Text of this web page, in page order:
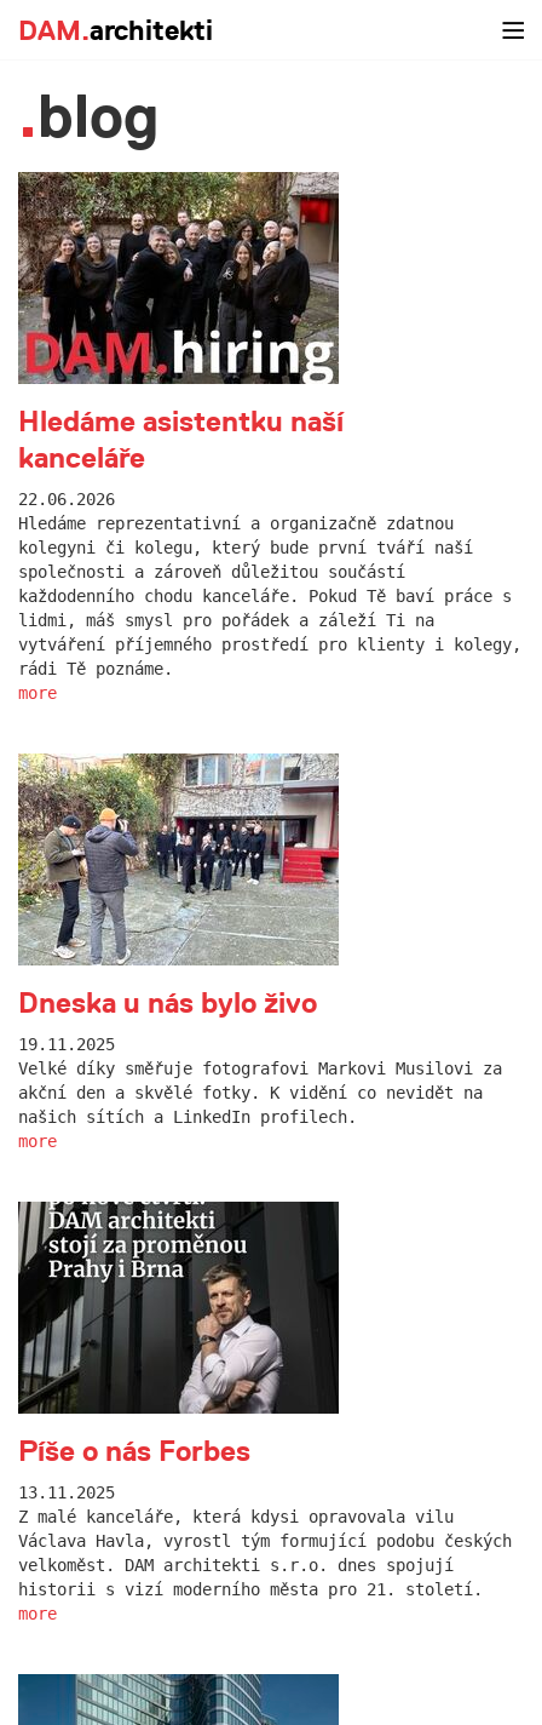
DAM.architekti
blog
Hledáme asistentku naší
kanceláře
22.06.2026
Hledáme reprezentativní a organizačně zdatnou
kolegyni či kolegu, který bude první tváří naší
společnosti a zároveň důležitou součástí
každodenního chodu kanceláře. Pokud Tě baví práce s
lidmi, máš smysl pro pořádek a záleží Ti na
vytváření příjemného prostředí pro klienty i kolegy,
rádi Tě poznáme.
more
Dneska u nás bylo živo
19.11.2025
Velké díky směřuje fotografovi Markovi Musilovi za
akční den a skvělé fotky. K vidění co nevidět na
našich sítích a LinkedIn profilech.
more
Píše o nás Forbes
13.11.2025
Z malé kanceláře, která kdysi opravovala vilu
Václava Havla, vyrostl tým formující podobu českých
velkoměst. DAM architekti s.r.o. dnes spojují
historii s vizí moderního města pro 21. století.
more